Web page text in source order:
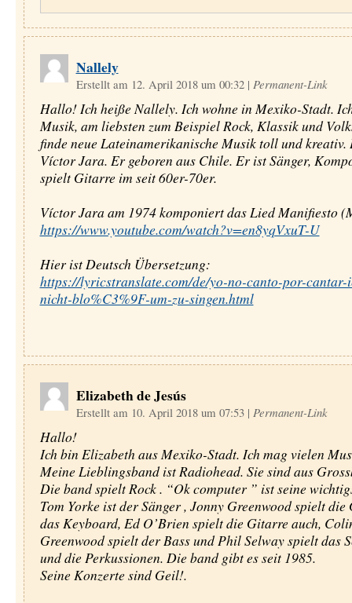
Nallely
Erstellt am 12. April 2018 um 00:32 | Permanent-Link
Hallo! Ich heiße Nallely. Ich wohne in Mexiko-Stadt.
Musik, am liebsten zum Beispiel Rock, Klassik und
finde neue Lateinamerikanische Musik toll und kreativ.
Víctor Jara. Er geboren aus Chile. Er ist Sänger,
spielt Gitarre im seit 60er-70er.
Víctor Jara am 1974 komponiert das Lied Manifiesto
https://www.youtube.com/watch?v=en8yqVxuT-U
Hier ist Deutsch Übersetzung:
https://lyricstranslate.com/de/yo-no-canto-por-cantar-
nicht-blo%C3%9F-um-zu-singen.html
Elizabeth de Jesús
Erstellt am 10. April 2018 um 07:53 | Permanent-Link
Hallo!
Ich bin Elizabeth aus Mexiko-Stadt. Ich mag vielen
Meine Lieblingsband ist Radiohead. Sie sind aus
Die band spielt Rock . “Ok computer ” ist seine
Tom Yorke ist der Sänger , Jonny Greenwood spielt
das Keyboard, Ed O’Brien spielt die Gitarre auch,
Greenwood spielt der Bass und Phil Selway spielt das
und die Perkussionen. Die band gibt es seit 1985.
Seine Konzerte sind Geil!.